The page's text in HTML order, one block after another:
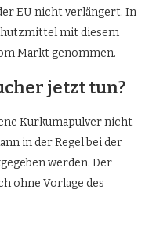
EU nicht verlängert. In
mit diesem
Markt genommen.
jetzt tun?
Kurkumapulver nicht
in der Regel bei der
werden. Der
ohne Vorlage des